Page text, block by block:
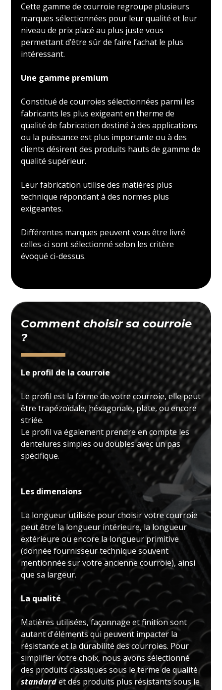
Cette gamme de courroie regroupe plusieurs
marques sélectionnées pour leur qualité et leur
niveau de prix placé au plus juste vous
permettant d’être sûr de faire l’achat le plus
intéressant.
Une gamme premium
Constitué de courroies sélectionnées parmi les
fabricants les plus exigeant en therme de
qualité de fabrication destiné à des applications
ou la puissance est plus importante ou à des
clients désirent des produits hauts de gamme de
qualité supérieur.
Leur fabrication utilise des matières plus
technique répondant à des normes plus
exigeantes.
Différentes marques peuvent vous être livré
celles-ci sont sélectionné selon les critère
évoqué ci-dessus.
Comment choisir sa courroie
?
Le profil de la courroie
Le profil est la forme de votre courroie, elle peut
être trapézoïdale, héxagonale, plate, ou encore
striée.
Le profil va également prendre en compte les
dentelures simples ou doubles avec un pas
spécifique.
Les dimensions
La longueur utilisée pour choisir votre courroie
peut être la longueur intérieure, la longueur
extérieure ou encore la longueur primitive
(donnée fournisseur technique souvent
mentionnée sur votre ancienne courroie), ainsi
que sa largeur.
La qualité
Matières utilisées, façonnage et finition sont
autant d'éléments qui peuvent impacter la
résistance et la durabilité des courroies. Pour
simplifier votre choix, nous avons sélectionné
des produits classiques sous le terme de qualité
standardet des produits plus résistants sous le